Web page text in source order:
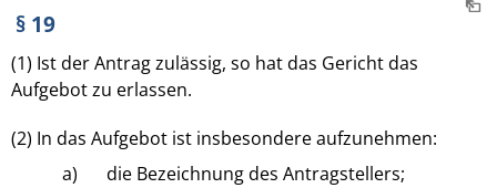
§ 19
(1) Ist der Antrag zulässig, so hat das Gericht das
Aufgebot zu erlassen.
(2) In das Aufgebot ist insbesondere aufzunehmen:
a)
die Bezeichnung des Antragstellers;